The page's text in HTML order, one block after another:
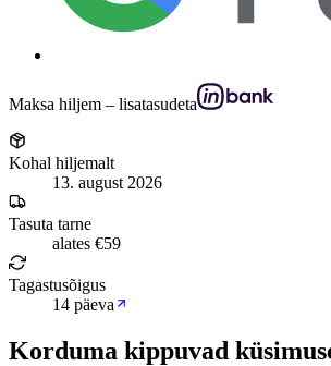
Maksa hiljem – lisatasudeta
Kohal hiljemalt
13. august 2026
Tasuta tarne
alates €59
Tagastusõigus
14 päeva
Korduma kippuvad